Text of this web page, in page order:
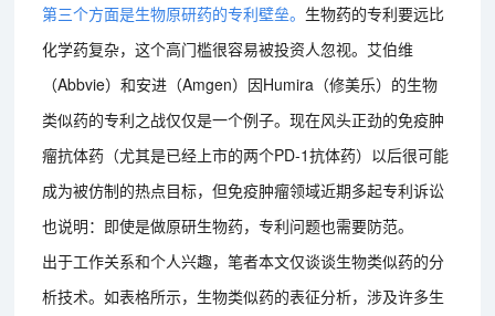
第三个方面是生物原研药的专利壁垒。 生物药的专利要远比
化学药复杂，这个高门槛很容易被投资人忽视。艾伯维
（Abbvie）和安进（Amgen）因Humira（修美乐）的生物
类似药的专利之战仅仅是一个例子。现在风头正劲的免疫肿
瘤抗体药（尤其是已经上市的两个PD-1抗体药）以后很可能
成为被仿制的热点目标，但免疫肿瘤领域近期多起专利诉讼
也说明：即使是做原研生物药，专利问题也需要防范。
出于工作关系和个人兴趣，笔者本文仅谈谈生物类似药的分
析技术。如表格所示，生物类似药的表征分析，涉及许多生